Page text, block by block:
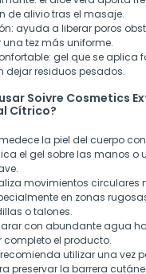
de alivio tras el masaje.
ayuda a liberar poros
una tez más uniforme.
gel que se aplica
dejar residuos pesados.
Soivre Cosmetics
Cítrico?
la piel del cuerpo
el gel sobre las manos o
movimientos circulares
en zonas
o talones.
con abundante agua
completo el producto.
recomienda utilizar una vez
preservar la barrera